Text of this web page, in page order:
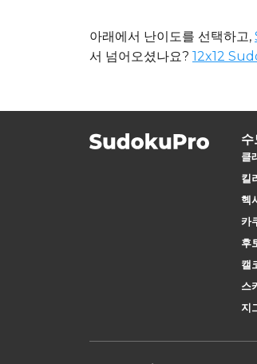
아래에서 난이도를 선택하고,
서 넘어오셨나요? 12x12
수
클
킬
헥
카
후
캘
스
지